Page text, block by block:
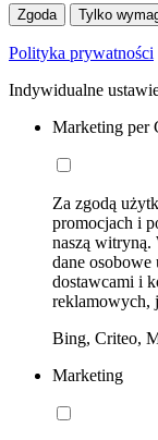
Zgoda Tylko
Polityka prywatności
Indywidualne
Marketing per
Za zgodą
promocjach i
naszą witryną.
dane
dostawcami i
reklamowych,
Bing, Criteo,
Marketing